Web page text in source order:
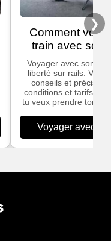
Comment
train avec son
Voyager avec son
liberté sur rails. Voici
conseils et
conditions et tarifs
tu veux prendre ton
Voyager avec
❯